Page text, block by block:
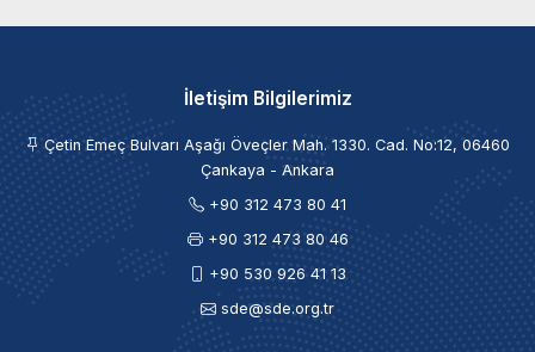
İletişim Bilgilerimiz
Çetin Emeç Bulvarı Aşağı Öveçler Mah. 1330. Cad. No:12, 06460
Çankaya - Ankara
+90 312 473 80 41
+90 312 473 80 46
+90 530 926 41 13
sde@sde.org.tr